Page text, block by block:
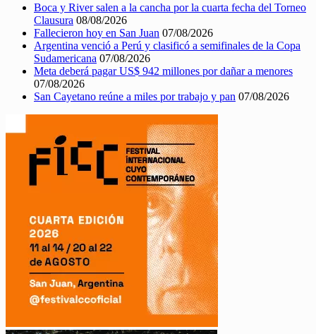
Boca y River salen a la cancha por la cuarta fecha del Torneo
Clausura 08/08/2026
Fallecieron hoy en San Juan 07/08/2026
Argentina venció a Perú y clasificó a semifinales de la Copa
Sudamericana 07/08/2026
Meta deberá pagar US$ 942 millones por dañar a menores
07/08/2026
San Cayetano reúne a miles por trabajo y pan 07/08/2026